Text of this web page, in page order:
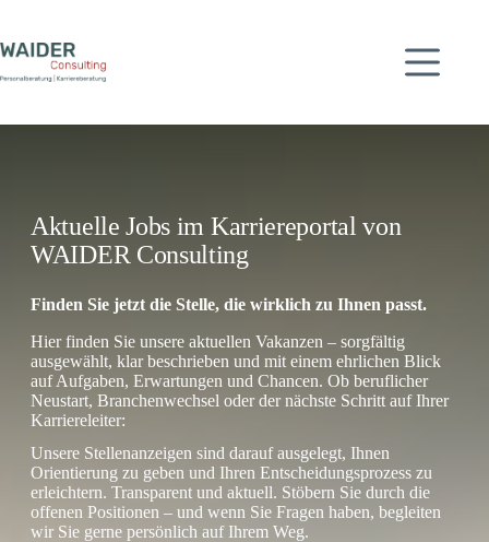
springen
Aktuelle Jobs im Karriereportal von
WAIDER Consulting
Finden Sie jetzt die Stelle, die wirklich zu Ihnen passt.
Hier finden Sie unsere aktuellen Vakanzen – sorgfältig
ausgewählt, klar beschrieben und mit einem ehrlichen Blick
auf Aufgaben, Erwartungen und Chancen. Ob beruflicher
Neustart, Branchenwechsel oder der nächste Schritt auf Ihrer
Karriereleiter:
Unsere Stellenanzeigen sind darauf ausgelegt, Ihnen
Orientierung zu geben und Ihren Entscheidungsprozess zu
erleichtern. Transparent und aktuell. Stöbern Sie durch die
offenen Positionen – und wenn Sie Fragen haben, begleiten
wir Sie gerne persönlich auf Ihrem Weg.